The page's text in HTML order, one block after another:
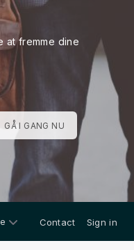
at fremme dine
GÅ I GANG NU
Contact Sign in